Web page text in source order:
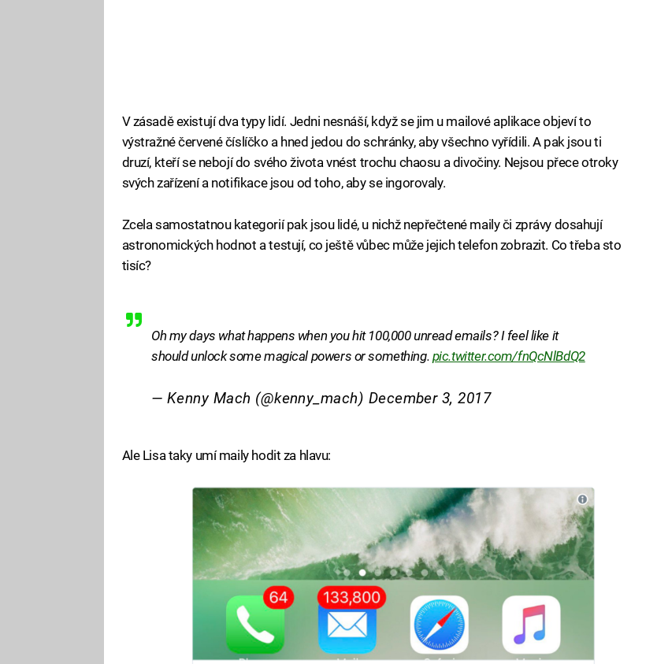
V zásadě existují dva typy lidí. Jedni nesnáší, když se jim u mailové aplikace objeví to
výstražné červené číslíčko a hned jedou do schránky, aby všechno vyřídili. A pak jsou ti
druzí, kteří se nebojí do svého života vnést trochu chaosu a divočiny. Nejsou přece otroky
svých zařízení a notifikace jsou od toho, aby se ingorovaly.
Zcela samostatnou kategorií pak jsou lidé, u nichž nepřečtené maily či zprávy dosahují
astronomických hodnot a testují, co ještě vůbec může jejich telefon zobrazit. Co třeba sto
tisíc?
Oh my days what happens when you hit 100,000 unread emails? I feel like it
should unlock some magical powers or something. pic.twitter.com/fnQcNlBdQ2
— Kenny Mach (@kenny_mach) December 3, 2017
Ale Lisa taky umí maily hodit za hlavu: